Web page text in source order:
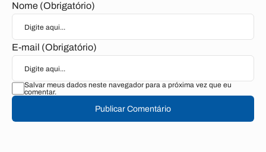
Nome (Obrigatório)
E-mail (Obrigatório)
Salvar meus dados neste navegador para a próxima vez que eu
comentar.
Publicar Comentário